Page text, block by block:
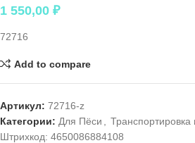
1 550,00 ₽
72716
Add to compare
Артикул: 72716-z
Категории: Для Пёси
Штрихкод: 4650086884108